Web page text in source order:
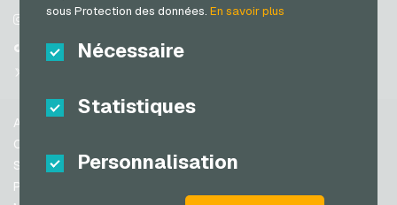
sous Protection des données.En savoir plus
Nécessaire
Statistiques
Personnalisation
Portugal
Suisse (DE)
Suisse (IT)
États-unis (EN)
Protection des données
Partenaires
Instagram
TikTok
Aide
Conditions generales
Sécurité & vérification
Protection des données